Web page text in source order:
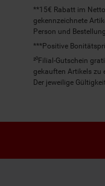
**15€ Rabatt im
gekennzeichnete
Person und
***Positive
²⁰Filial-Gutschein
gekauften Artikels zu
Der jeweilige